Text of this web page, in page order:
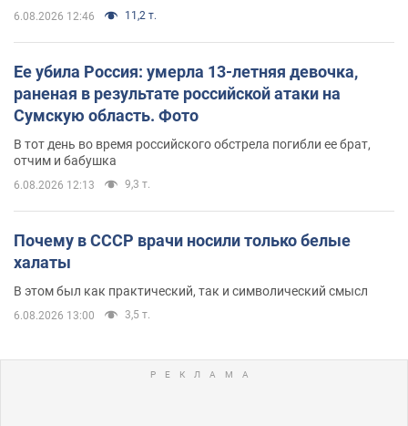
6.08.2026 12:46 11,2 т.
Ее убила Россия: умерла 13-летняя девочка,
раненая в результате российской атаки на
Сумскую область. Фото
В тот день во время российского обстрела погибли ее брат,
отчим и бабушка
6.08.2026 12:13 9,3 т.
Почему в СССР врачи носили только белые
халаты
В этом был как практический, так и символический смысл
6.08.2026 13:00 3,5 т.